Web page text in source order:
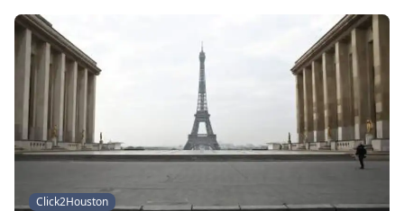
Click2Houston